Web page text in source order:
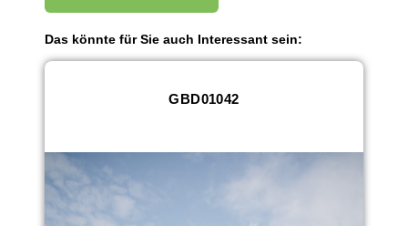
Das könnte für Sie auch Interessant sein:
GBD01042